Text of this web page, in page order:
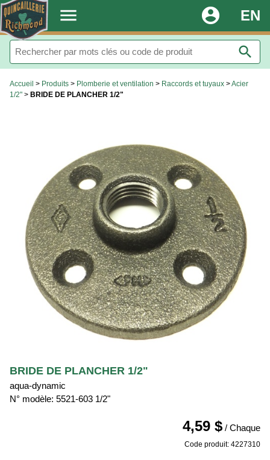
. menu EN
account_circle
search
Accueil > Produits > Plomberie et ventilation > Raccords et tuyaux >Acier
1/2" > BRIDE DE PLANCHER 1/2"
BRIDE DE PLANCHER 1/2"
aqua-dynamic
N° modèle: 5521-603 1/2"
4,59 $ / Chaque
Code produit: 4227310